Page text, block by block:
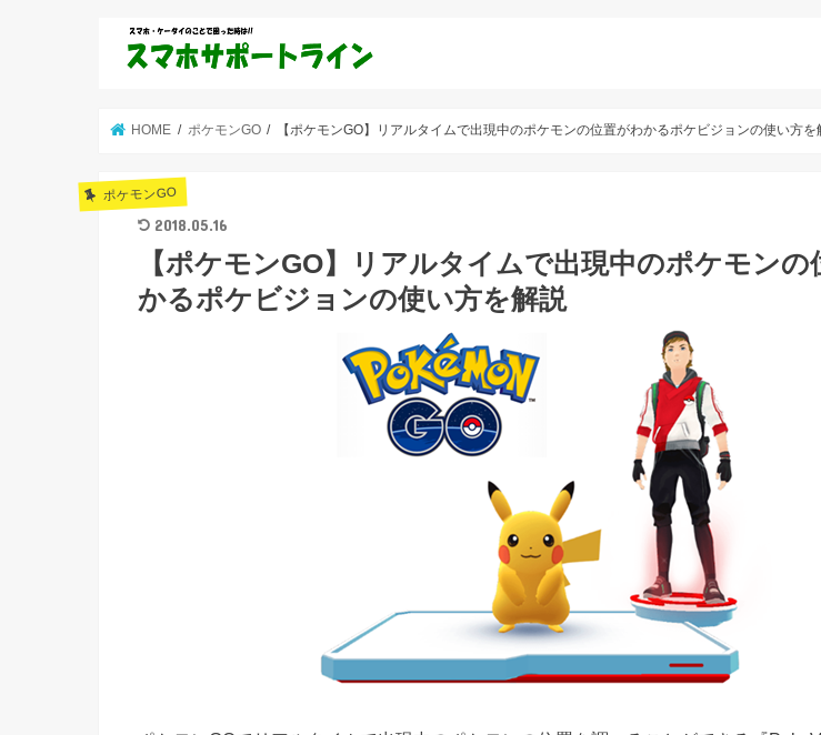
HOME ポケモンGO 【ポケモンGO】リアルタイムで出現中のポケモンの位置がわかるポケビジョンの使い方を
ポケモンGO
2018.05.16
【ポケモンGO】リアルタイムで出現中のポケモンの
かるポケビジョンの使い方を解説